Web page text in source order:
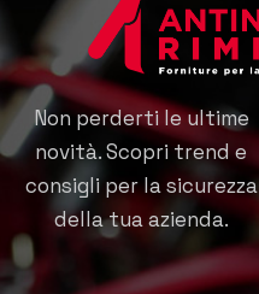
Non perderti le ultime
novità. Scopri trend e
consigli per la sicurezza
della tua azienda.